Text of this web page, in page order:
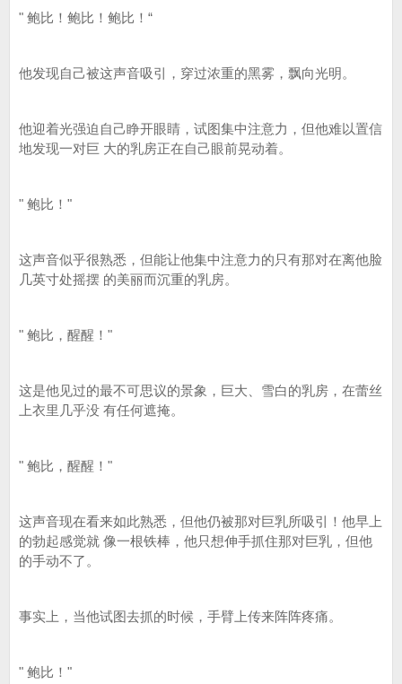
" 鲍比！鲍比！鲍比！“
他发现自己被这声音吸引，穿过浓重的黑雾，飘向光明。
他迎着光强迫自己睁开眼睛，试图集中注意力，但他难以置信
地发现一对巨 大的乳房正在自己眼前晃动着。
" 鲍比！"
这声音似乎很熟悉，但能让他集中注意力的只有那对在离他脸
几英寸处摇摆 的美丽而沉重的乳房。
" 鲍比，醒醒！"
这是他见过的最不可思议的景象，巨大、雪白的乳房，在蕾丝
上衣里几乎没 有任何遮掩。
" 鲍比，醒醒！"
这声音现在看来如此熟悉，但他仍被那对巨乳所吸引！他早上
的勃起感觉就 像一根铁棒，他只想伸手抓住那对巨乳，但他
的手动不了。
事实上，当他试图去抓的时候，手臂上传来阵阵疼痛。
" 鲍比！"